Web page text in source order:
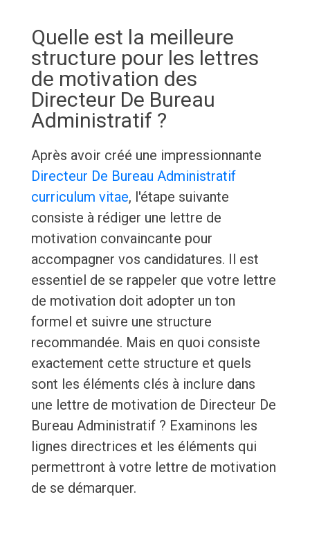
Quelle est la meilleure
structure pour les lettres
de motivation des
Directeur De Bureau
Administratif ?
Après avoir créé une impressionnante
Directeur De Bureau Administratif
curriculum vitae, l'étape suivante
consiste à rédiger une lettre de
motivation convaincante pour
accompagner vos candidatures. Il est
essentiel de se rappeler que votre lettre
de motivation doit adopter un ton
formel et suivre une structure
recommandée. Mais en quoi consiste
exactement cette structure et quels
sont les éléments clés à inclure dans
une lettre de motivation de Directeur De
Bureau Administratif ? Examinons les
lignes directrices et les éléments qui
permettront à votre lettre de motivation
de se démarquer.